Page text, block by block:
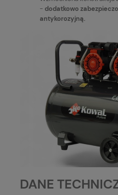
- dodatkowo
antykorozyjną.
DANE